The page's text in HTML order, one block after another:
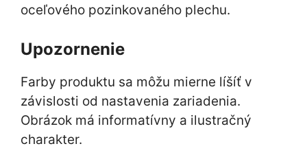
oceľového pozinkovaného plechu.
Upozornenie
Farby produktu sa môžu mierne líšíť v
závislosti od nastavenia zariadenia.
Obrázok má informatívny a ilustračný
charakter.